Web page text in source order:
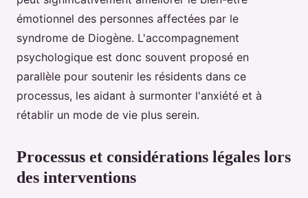
émotionnel des personnes affectées par le
syndrome de Diogène. L'accompagnement
psychologique est donc souvent proposé en
parallèle pour soutenir les résidents dans ce
processus, les aidant à surmonter l'anxiété et à
rétablir un mode de vie plus serein.
Processus et considérations légales lors
des interventions